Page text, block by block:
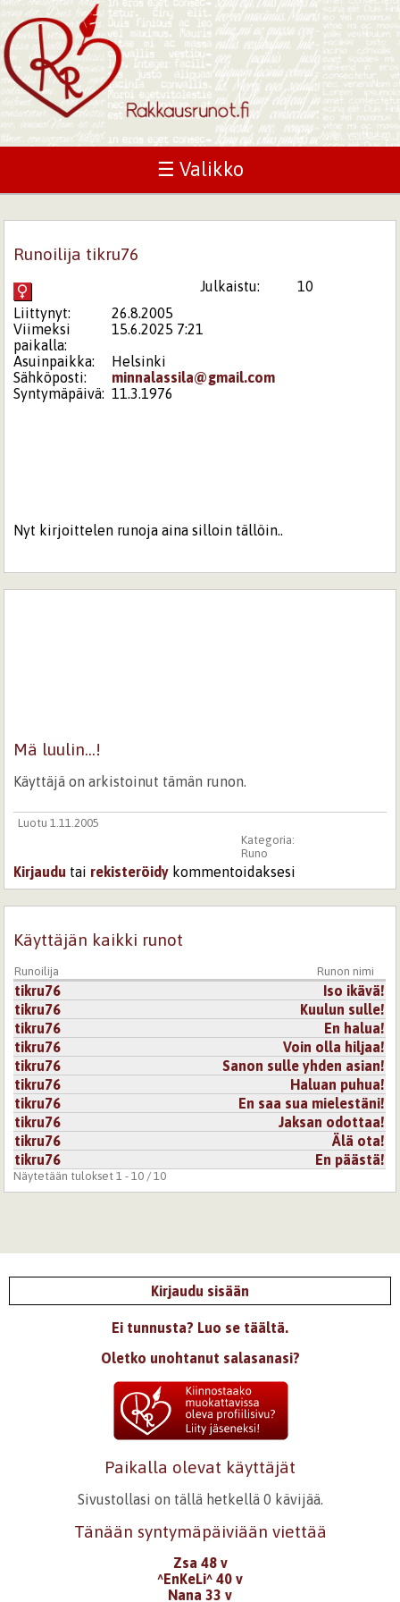
☰ Valikko
Runoilija tikru76
Julkaistu:
10
Liittynyt:
26.8.2005
Viimeksi
paikalla:
15.6.2025 7:21
Asuinpaikka:
Helsinki
Sähköposti:
minnalassila@gmail.com
Syntymäpäivä: 11.3.1976
Nyt kirjoittelen runoja aina silloin tällöin..
Mä luulin...!
Käyttäjä on arkistoinut tämän runon.
Luotu 1.11.2005
Kategoria:
Runo
Kirjaudu tai rekisteröidy kommentoidaksesi
Käyttäjän kaikki runot
Runoilija Runon nimi
tikru76
Iso ikävä!
tikru76
Kuulun sulle!
tikru76
En halua!
tikru76
Voin olla hiljaa!
tikru76
Sanon sulle yhden asian!
tikru76
Haluan puhua!
tikru76
En saa sua mielestäni!
tikru76
Jaksan odottaa!
tikru76
Älä ota!
tikru76
En päästä!
Näytetään tulokset 1 - 10 / 10
Kirjaudu sisään
Ei tunnusta? Luo se täältä.
Oletko unohtanut salasanasi?
Paikalla olevat käyttäjät
Sivustollasi on tällä hetkellä 0 kävijää.
Tänään syntymäpäiviään viettää
Zsa 48 v
^EnKeLi^ 40 v
Nana 33 v